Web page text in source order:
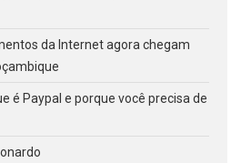
da Internet agora chegam
é Paypal e porque você precisa de